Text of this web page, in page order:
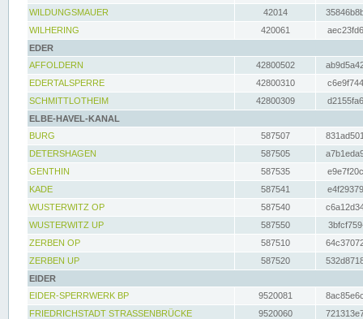
WILDUNGSMAUER
42014
WILHERING
420061
EDER
AFFOLDERN
42800502
EDERTALSPERRE
42800310
SCHMITTLOTHEIM
42800309
ELBE-HAVEL-KANAL
BURG
587507
DETERSHAGEN
587505
GENTHIN
587535
KADE
587541
WUSTERWITZ OP
587540
WUSTERWITZ UP
587550
ZERBEN OP
587510
ZERBEN UP
587520
EIDER
EIDER-SPERRWERK BP
9520081
FRIEDRICHSTADT STRASSENBRÜCKE
9520060